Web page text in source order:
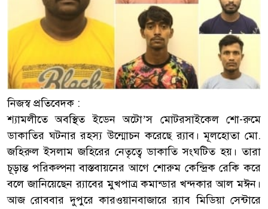
নিজস্ব প্রতিবেদক :
শ্যামলীতে অবস্থিত ইডেন অটো’স মোটরসাইকেল শো-রুমে
ডাকাতির ঘটনার রহস্য উন্মোচন করেছে র‌্যাব। মূলহোতা মো.
জহিরুল ইসলাম জহিরের নেতৃত্বে ডাকাতি সংঘটিত হয়। তারা
চূড়ান্ত পরিকল্পনা বাস্তবায়নের আগে শোরুম কেন্দ্রিক রেকি করে
বলে জানিয়েছেন র‌্যাবের মুখপাত্র কমান্ডার খন্দকার আল মঈন।
আজ রোববার দুপুরে কারওয়ানবাজারে র‌্যাব মিডিয়া সেন্টারে